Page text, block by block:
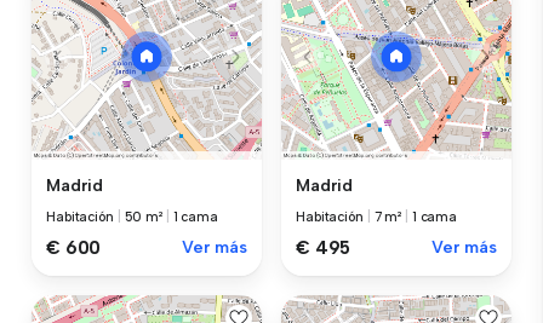
Madrid
Habitación 50 m² 1 cama
€ 600 Ver más
Madrid
Habitación 7 m² 1 cama
€ 495 Ver más